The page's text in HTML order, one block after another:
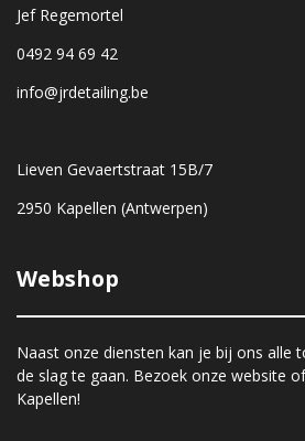
Jef Regemortel
0492 94 69 42
info@jrdetailing.be
Lieven Gevaertstraat 15B/7
2950 Kapellen (Antwerpen)
Webshop
Naast onze diensten kan je bij ons alle
de slag te gaan. Bezoek onze website
Kapellen!